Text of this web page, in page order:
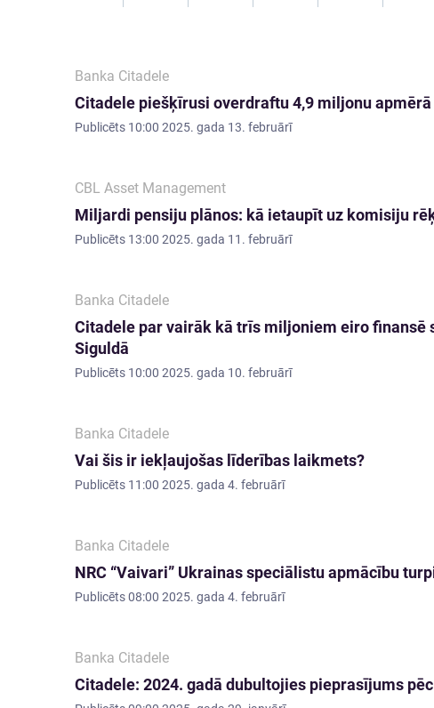
Banka Citadele
Citadele piešķīrusi overdraftu 4,9 miljonu apmērā
Publicēts 10:00 2025. gada 13. februārī
CBL Asset Management
Miljardi pensiju plānos: kā ietaupīt uz komisiju
Publicēts 13:00 2025. gada 11. februārī
Banka Citadele
Citadele par vairāk kā trīs miljoniem eiro finansē
Siguldā
Publicēts 10:00 2025. gada 10. februārī
Banka Citadele
Vai šis ir iekļaujošas līderības laikmets?
Publicēts 11:00 2025. gada 4. februārī
Banka Citadele
NRC “Vaivari” Ukrainas speciālistu apmācību
Publicēts08:00 2025. gada 4. februārī
Banka Citadele
Citadele: 2024. gadā dubultojies pieprasījums